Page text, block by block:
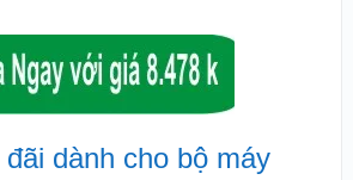
dành cho bộ máy